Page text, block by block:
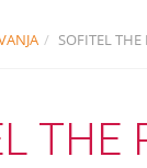
SOFITEL
THE